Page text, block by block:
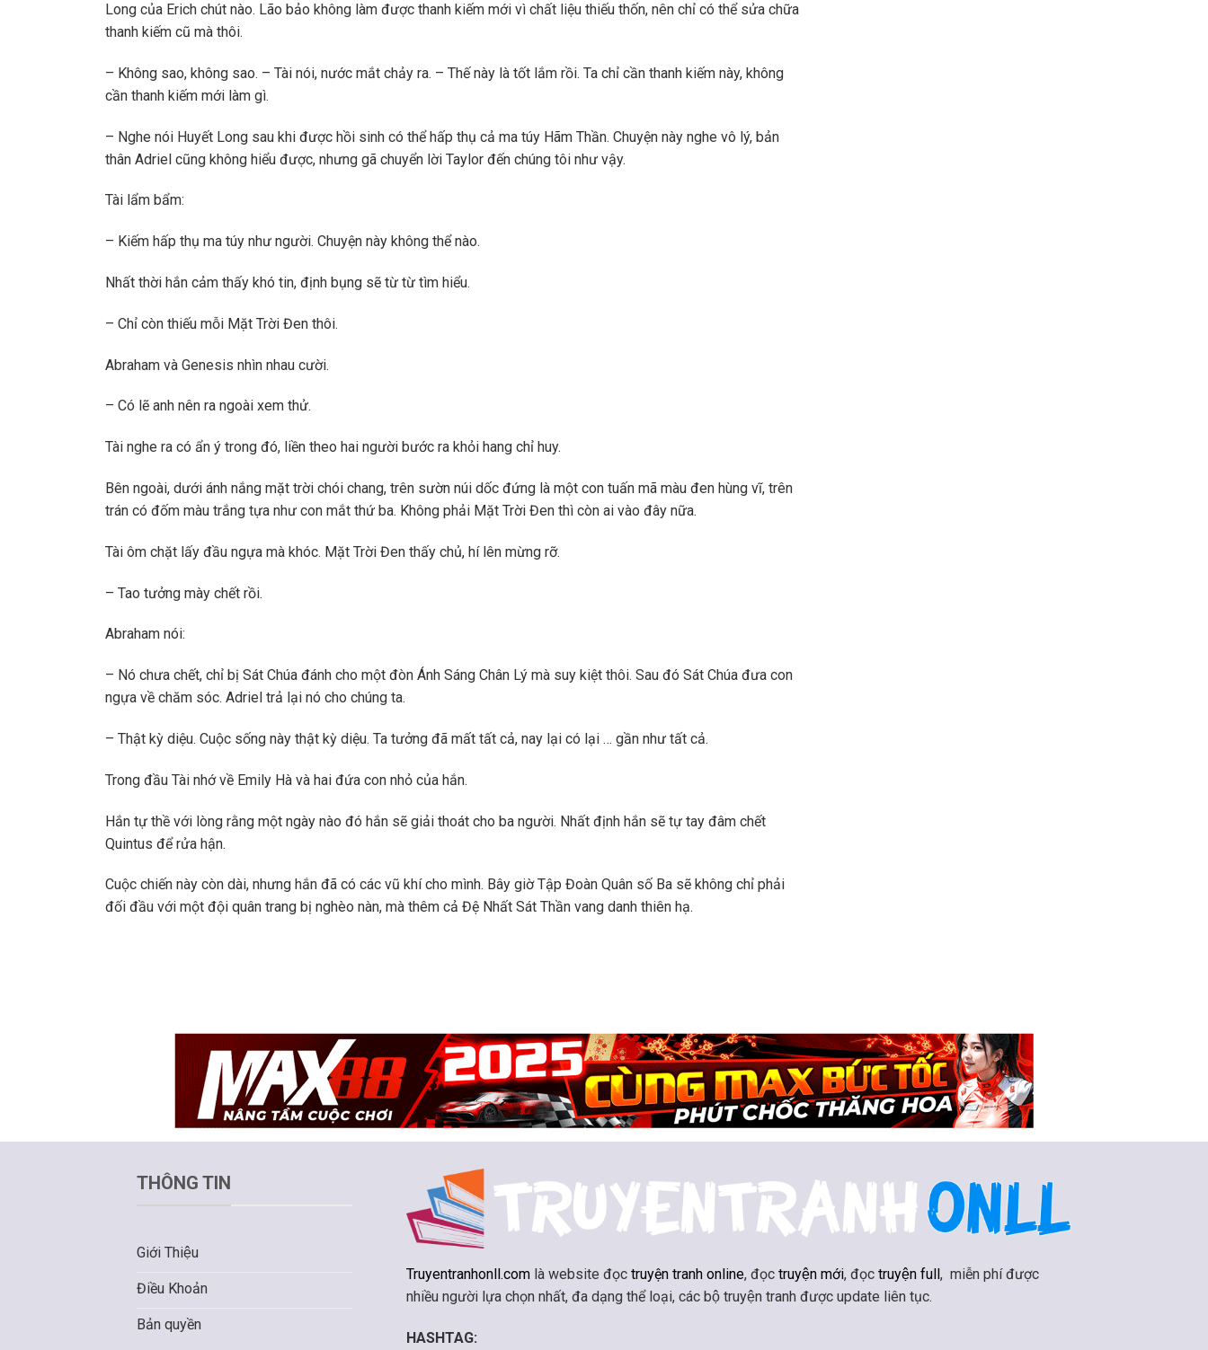
Long của Erich chút nào. Lão bảo không làm được thanh kiếm mới vì chất liệu thiếu thốn, nên chỉ có thể sửa chữa
thanh kiếm cũ mà thôi.
– Không sao, không sao. – Tài nói, nước mắt chảy ra. – Thế này là tốt lắm rồi. Ta chỉ cần thanh kiếm này, không
cần thanh kiếm mới làm gì.
– Nghe nói Huyết Long sau khi được hồi sinh có thể hấp thụ cả ma túy Hãm Thần. Chuyện này nghe vô lý, bản
thân Adriel cũng không hiểu được, nhưng gã chuyển lời Taylor đến chúng tôi như vậy.
Tài lẩm bẩm:
– Kiếm hấp thụ ma túy như người. Chuyện này không thể nào.
Nhất thời hắn cảm thấy khó tin, định bụng sẽ từ từ tìm hiểu.
– Chỉ còn thiếu mỗi Mặt Trời Đen thôi.
Abraham và Genesis nhìn nhau cười.
– Có lẽ anh nên ra ngoài xem thử.
Tài nghe ra có ẩn ý trong đó, liền theo hai người bước ra khỏi hang chỉ huy.
Bên ngoài, dưới ánh nắng mặt trời chói chang, trên sườn núi dốc đứng là một con tuấn mã màu đen hùng vĩ, trên
trán có đốm màu trắng tựa như con mắt thứ ba. Không phải Mặt Trời Đen thì còn ai vào đây nữa.
Tài ôm chặt lấy đầu ngựa mà khóc. Mặt Trời Đen thấy chủ, hí lên mừng rỡ.
– Tao tưởng mày chết rồi.
Abraham nói:
– Nó chưa chết, chỉ bị Sát Chúa đánh cho một đòn Ánh Sáng Chân Lý mà suy kiệt thôi. Sau đó Sát Chúa đưa con
ngựa về chăm sóc. Adriel trả lại nó cho chúng ta.
– Thật kỳ diệu. Cuộc sống này thật kỳ diệu. Ta tưởng đã mất tất cả, nay lại có lại … gần như tất cả.
Trong đầu Tài nhớ về Emily Hà và hai đứa con nhỏ của hắn.
Hắn tự thề với lòng rằng một ngày nào đó hắn sẽ giải thoát cho ba người. Nhất định hắn sẽ tự tay đâm chết
Quintus để rửa hận.
Cuộc chiến này còn dài, nhưng hắn đã có các vũ khí cho mình. Bây giờ Tập Đoàn Quân số Ba sẽ không chỉ phải
đối đầu với một đội quân trang bị nghèo nàn, mà thêm cả Đệ Nhất Sát Thần vang danh thiên hạ.
THÔNG TIN
Giới Thiệu
Điều Khoản
Bản quyền
Truyentranhonll.com là website đọc truyện tranh online, đọc truyện mới, đọc truyện full, miễn phí được
nhiều người lựa chọn nhất, đa dạng thể loại, các bộ truyện tranh được update liên tục.
HASHTAG: